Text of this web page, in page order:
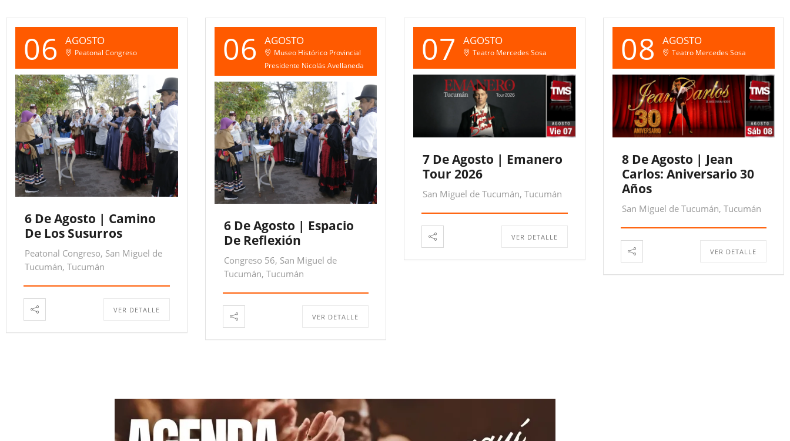
06 AGOSTO
Peatonal Congreso
6 De Agosto | Camino
De Los Susurros
Peatonal Congreso, San Miguel de
Tucumán, Tucumán
VER DETALLE
06 AGOSTO
Museo Histórico Provincial
Presidente Nicolás Avellaneda
6 De Agosto | Espacio
De Reflexión
Congreso 56, San Miguel de
Tucumán, Tucumán
VER DETALLE
07 AGOSTO
Teatro Mercedes Sosa
7 De Agosto | Emanero
Tour 2026
San Miguel de Tucumán, Tucumán
VER DETALLE
08 AGOSTO
Teatro Mercedes Sosa
8 De Agosto | Jean
Carlos: Aniversario 30
Años
San Miguel de Tucumán, Tucumán
VER DETALLE